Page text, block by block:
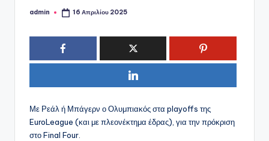
Συγγραφέας:
admin 16 Απριλίου 2025
Με Ρεάλ ή Μπάγερν ο Ολυμπιακός στα playoffs της
EuroLeague (και με πλεονέκτημα έδρας), για την πρόκριση
στο Final Four.